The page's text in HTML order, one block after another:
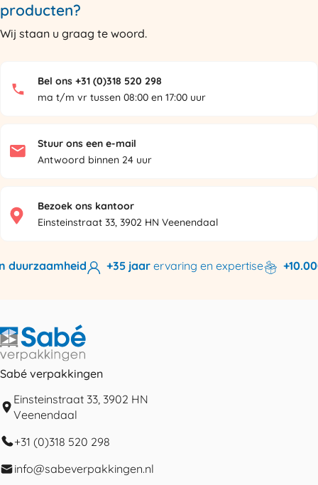
producten?
Wij staan u graag te woord.
Bel ons +31 (0)318 520 298
ma t/m vr tussen 08:00 en 17:00 uur
Stuur ons een e-mail
Antwoord binnen 24 uur
Bezoek ons kantoor
Einsteinstraat 33, 3902 HN Veenendaal
+35 jaarervaring en expertise +10.000
Sabé verpakkingen
Einsteinstraat 33, 3902 HN
Veenendaal
+31 (0)318 520 298
info@sabeverpakkingen.nl